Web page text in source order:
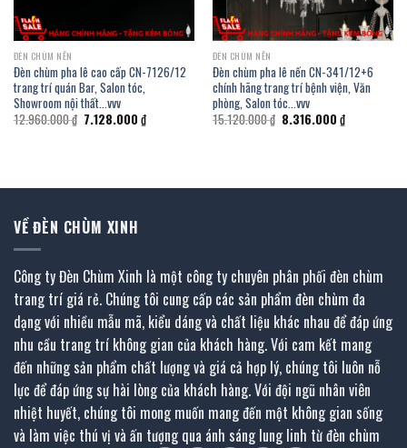
ĐÈN CHÙM NẾN
Đèn chùm pha lê cao cấp CN-7126/12
trang trí quán Bar, Salon tóc,
Showroom nội thất…vvv
12.960.000₫ Giá
gốc
7.128.000 ₫Giá
hiện
ĐÈN CHÙM NẾN
Đèn chùm pha lê nến CN-341/12+6
chính hãng trang trí bệnh viện, Văn
phòng, Salon tóc…vvv
15.120.000₫ Giá
gốc
8.316.000 ₫Giá
hiện
VỀ ĐÈN CHÙM XINH
Công ty Đèn Chùm Xinh là một công ty chuyên phân phối đèn chùm
trang trí giá rẻ. Chúng tôi cung cấp các sản phẩm đèn chùm đa
dạng với nhiều mẫu mã, kiểu dáng và chất liệu khác nhau để đáp ứng
nhu cầu trang trí không gian của khách hàng. Với cam kết mang
đến những sản phẩm chất lượng và giá cả hợp lý, chúng tôi luôn nỗ
lực để đáp ứng sự hài lòng của khách hàng. Với đội ngũ nhân viên
nhiệt huyết, chúng tôi mong muốn mang đến một không gian sống
và làm việc thú vị và ấn tượng qua ánh sáng lung linh từ đèn chùm